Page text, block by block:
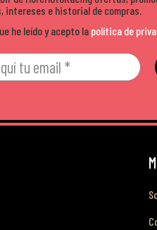
intereses e historial de compras.
he leído y acepto la política de